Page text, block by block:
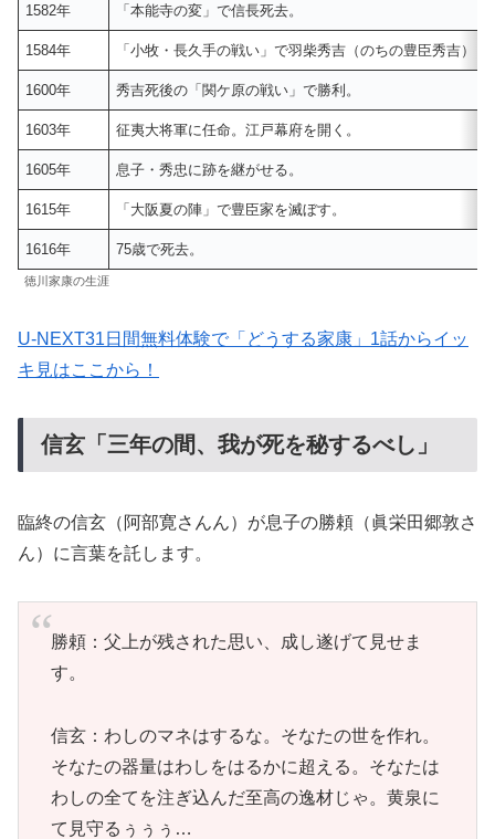
1582年 「本能寺の変」で信長死去。
1584年 「小牧・長久手の戦い」で羽柴秀吉（のちの豊臣秀吉）と
1600年 秀吉死後の「関ケ原の戦い」で勝利。
1603年 征夷大将軍に任命。江戸幕府を開く。
1605年 息子・秀忠に跡を継がせる。
1615年 「大阪夏の陣」で豊臣家を滅ぼす。
1616年 75歳で死去。
徳川家康の生涯
U-NEXT31日間無料体験で「どうする家康」1話からイッ
キ見はここから！
信玄「三年の間、我が死を秘するべし」
臨終の信玄（阿部寛さんん）が息子の勝頼（眞栄田郷敦さ
ん）に言葉を託します。
勝頼：父上が残された思い、成し遂げて見せま
す。
信玄：わしのマネはするな。そなたの世を作れ。
そなたの器量はわしをはるかに超える。そなたは
わしの全てを注ぎ込んだ至高の逸材じゃ。黄泉に
て見守るぅぅぅ…